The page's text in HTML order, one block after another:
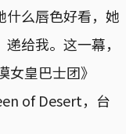
什么唇色好看，她
给我。这一幕，
皇巴士团》
of Desert，台